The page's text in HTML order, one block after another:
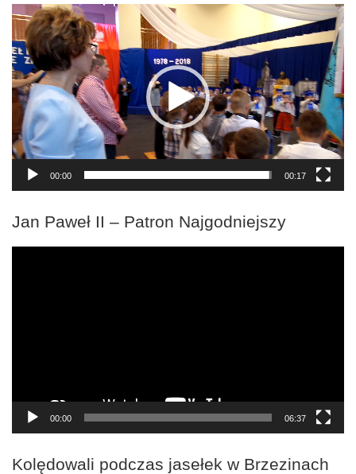
Odtwarzacz
video
00:00 00:17
Jan Paweł II – Patron Najgodniejszy
00:00 06:37
Kolędowali podczas jasełek w Brzezinach